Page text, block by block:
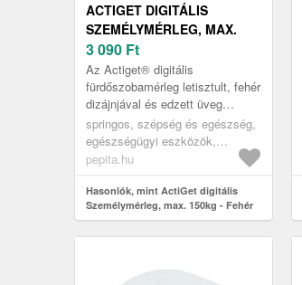
ACTIGET DIGITÁLIS
SZEMÉLYMÉRLEG, MAX.
150KG - FEHÉR
3 090 Ft
Az Actiget® digitális
fürdőszobamérleg letisztult, fehér
dizájnjával és edzett üveg
felületével stílusos és
megbízható választás a
mindennapi súlym...
springos, szépség és egészség,
egészségügyi eszközök,
testelemző készülékek,
pepita.hu
Hasonlók, mint ActiGet digitális
Személymérleg, max. 150kg - Fehér